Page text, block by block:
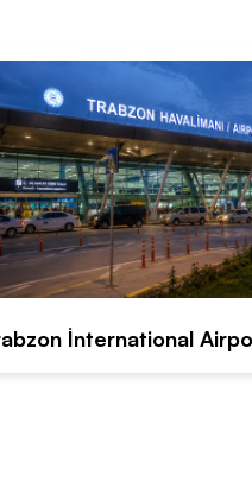
İnternational